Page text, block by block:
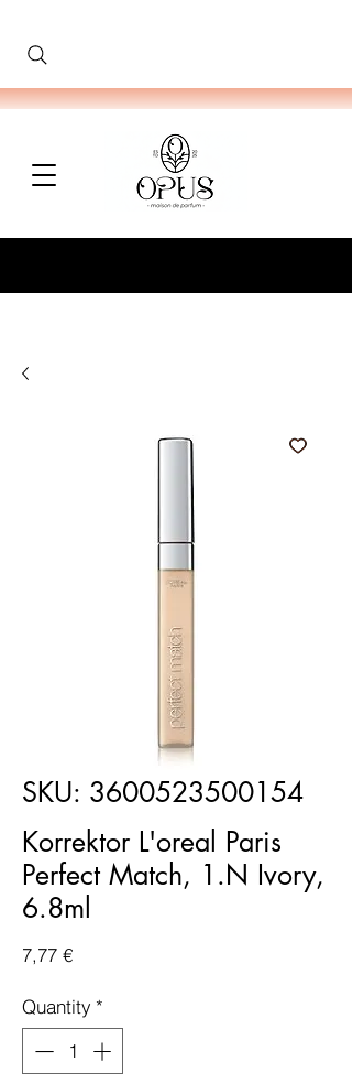
SKU: 3600523500154
Korrektor L'oreal Paris
Perfect Match, 1.N Ivory,
6.8ml
7,77 €Price
Quantity *